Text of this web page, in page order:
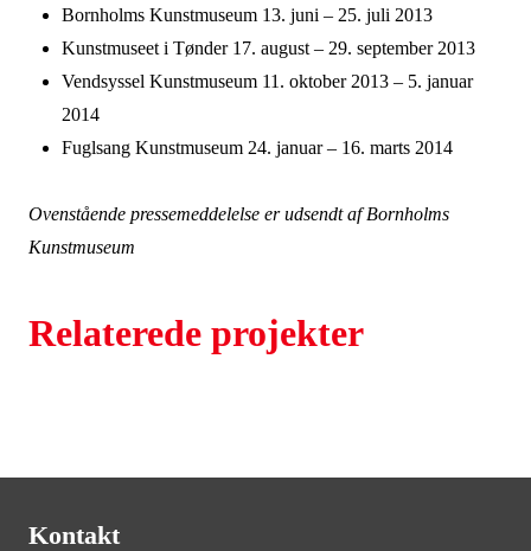
Bornholms Kunstmuseum 13. juni – 25. juli 2013
Kunstmuseet i Tønder 17. august – 29. september 2013
Vendsyssel Kunstmuseum 11. oktober 2013 – 5. januar
2014
Fuglsang Kunstmuseum 24. januar – 16. marts 2014
Ovenstående pressemeddelelse er udsendt af Bornholms
Kunstmuseum
Relaterede projekter
Kontakt